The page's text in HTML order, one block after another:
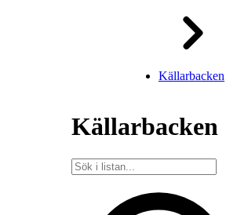
Källarbacken
Källarbacken